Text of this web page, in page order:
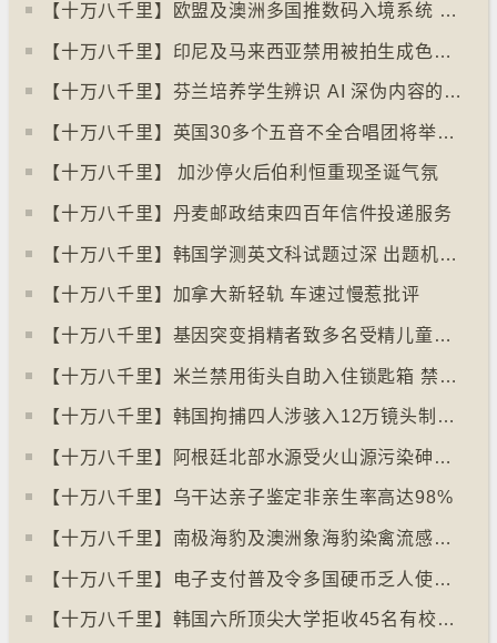
【十万八千里】欧盟及澳洲多国推数码入境系统 毋须护照盖章
【十万八千里】印尼及马来西亚禁用被拍生成色情影像的人工智能平台Grok
【十万八千里】芬兰培养学生辨识 AI 深伪内容的能力
【十万八千里】英国30多个五音不全合唱团将举行十周年志庆
【十万八千里】 加沙停火后伯利恒重现圣诞气氛
【十万八千里】丹麦邮政结束四百年信件投递服务
【十万八千里】韩国学测英文科试题过深 出题机构院长引咎辞职
【十万八千里】加拿大新轻轨 车速过慢惹批评
【十万八千里】基因突变捐精者致多名受精儿童患癌
【十万八千里】米兰禁用街头自助入住锁匙箱 禁自助入住民宿
【十万八千里】韩国拘捕四人涉骇入12万镜头制色情内容
【十万八千里】阿根廷北部水源受火山源污染砷含量超标
【十万八千里】乌干达亲子鉴定非亲生率高达98%
【十万八千里】南极海豹及澳洲象海豹染禽流感病毒恐扩散
【十万八千里】电子支付普及令多国硬币乏人使用甚至停产
【十万八千里】韩国六所顶尖大学拒收45名有校园暴力纪录者入学